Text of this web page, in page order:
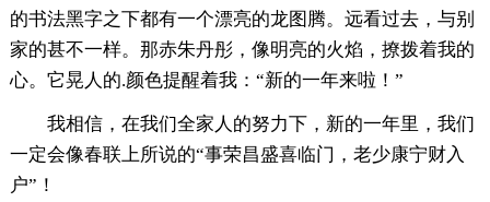
的书法黑字之下都有一个漂亮的龙图腾。远看过去，与别
家的甚不一样。那赤朱丹彤，像明亮的火焰，撩拨着我的
心。它晃人的.颜色提醒着我：“新的一年来啦！”
我相信，在我们全家人的努力下，新的一年里，我们
一定会像春联上所说的“事荣昌盛喜临门，老少康宁财入
户”！